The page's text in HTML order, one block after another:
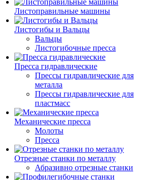
Листоправильные машины
Листогибы и Вальцы
Вальцы
Листогибочные пресса
Пресса гидравлические
Прессы гидравлические для
металла
Прессы гидравлические для
пластмасс
Механические пресса
Молоты
Пресса
Отрезные станки по металлу
Абразивно отрезные станки